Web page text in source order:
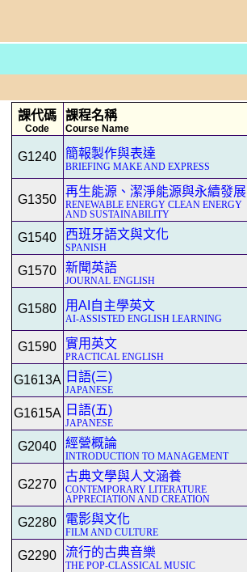
課代碼
Code
課程名稱
Course Name
G1240 簡報製作與表達
BRIEFING MAKE AND EXPRESS
G1350
再生能源、潔淨能源與永續發展
RENEWABLE ENERGY CLEAN ENERGY
AND SUSTAINABILITY
G1540 西班牙語文與文化
SPANISH
G1570 新聞英語
JOURNAL ENGLISH
G1580 用AI自主學英文
AI-ASSISTED ENGLISH LEARNING
G1590
實用英文
PRACTICAL ENGLISH
G1613A 日語(三)
JAPANESE
G1615A 日語(五)
JAPANESE
G2040 經營概論
INTRODUCTION TO MANAGEMENT
G2270
古典文學與人文涵養
CONTEMPORARY LITERATURE
APPRECIATION AND CREATION
G2280 電影與文化
FILM AND CULTURE
G2290 流行的古典音樂
THE POP-CLASSICAL MUSIC